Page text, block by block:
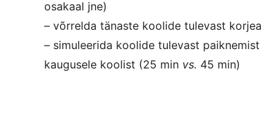
osakaal jne)
– võrrelda tänaste koolide tulevast
– simuleerida koolide tulevast
kaugusele koolist (25 min vs. 45 min)